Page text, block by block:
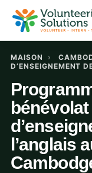
MAISON ›
D’ENSEIGNEMENT
bénévolat
l’anglais